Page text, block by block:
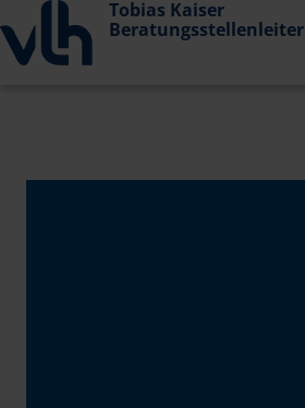
Tobias Kaiser
Beratungsstellenleiter